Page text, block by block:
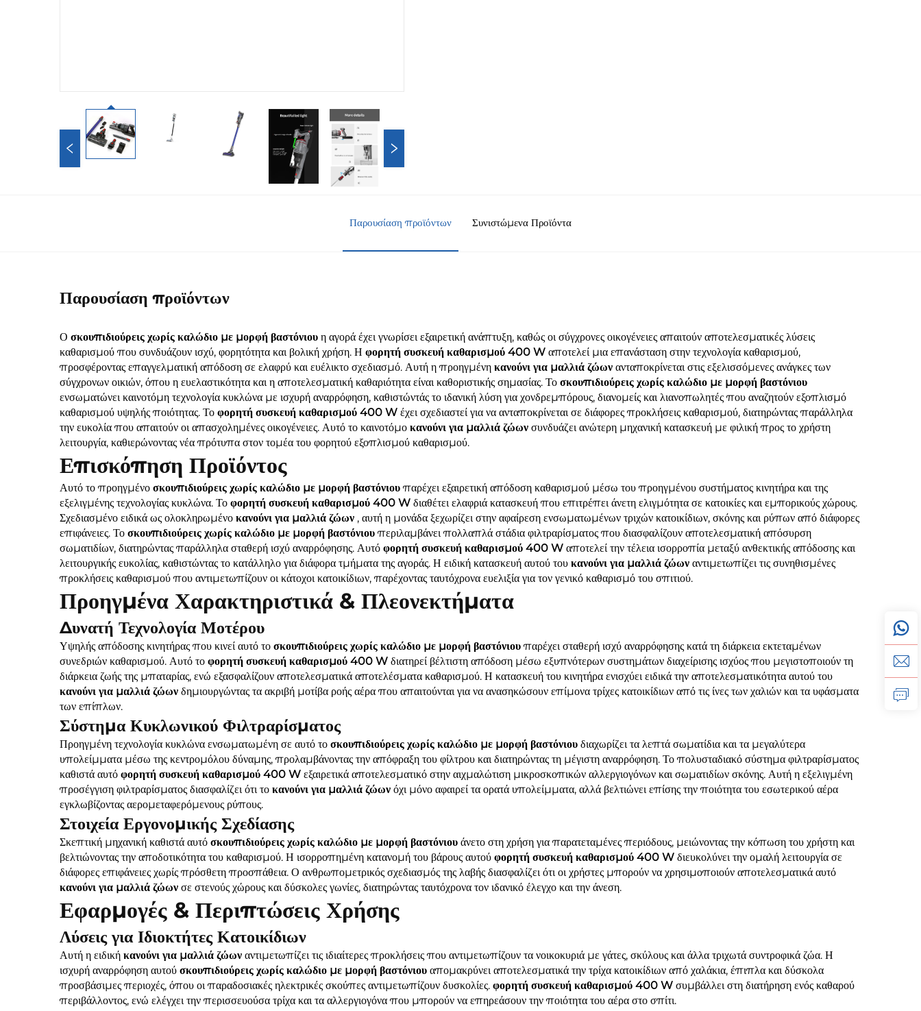
Παρουσίαση προϊόντων Συνιστώμενα Προϊόντα
Παρουσίαση προϊόντων
Ο σκουπιδιούρεις χωρίς καλώδιο με μορφή βαστόνιου η αγορά έχει γνωρίσει εξαιρετική ανάπτυξη, καθώς οι σύγχρονες οικογένειες απαιτούν αποτελεσματικές λύσεις
καθαρισμού που συνδυάζουν ισχύ, φορητότητα και βολική χρήση. Η φορητή συσκευή καθαρισμού 400 W αποτελεί μια επανάσταση στην τεχνολογία καθαρισμού,
προσφέροντας επαγγελματική απόδοση σε ελαφρύ και ευέλικτο σχεδιασμό. Αυτή η προηγμένη κανούνι για μαλλιά ζώων ανταποκρίνεται στις εξελισσόμενες ανάγκες των
σύγχρονων οικιών, όπου η ευελαστικότητα και η αποτελεσματική καθαριότητα είναι καθοριστικής σημασίας. Το σκουπιδιούρεις χωρίς καλώδιο με μορφή βαστόνιου
ενσωματώνει καινοτόμη τεχνολογία κυκλώνα με ισχυρή αναρρόφηση, καθιστώντάς το ιδανική λύση για χονδρεμπόρους, διανομείς και λιανοπωλητές που αναζητούν εξοπλισμό
καθαρισμού υψηλής ποιότητας. Το φορητή συσκευή καθαρισμού 400 W έχει σχεδιαστεί για να ανταποκρίνεται σε διάφορες προκλήσεις καθαρισμού, διατηρώντας παράλληλα
την ευκολία που απαιτούν οι απασχολημένες οικογένειες. Αυτό το καινοτόμο κανούνι για μαλλιά ζώων συνδυάζει ανώτερη μηχανική κατασκευή με φιλική προς το χρήστη
λειτουργία, καθιερώνοντας νέα πρότυπα στον τομέα του φορητού εξοπλισμού καθαρισμού.
Επισκόπηση Προϊόντος
Αυτό το προηγμένο σκουπιδιούρεις χωρίς καλώδιο με μορφή βαστόνιου παρέχει εξαιρετική απόδοση καθαρισμού μέσω του προηγμένου συστήματος κινητήρα και της
εξελιγμένης τεχνολογίας κυκλώνα. Το φορητή συσκευή καθαρισμού 400 W διαθέτει ελαφριά κατασκευή που επιτρέπει άνετη ελιγμότητα σε κατοικίες και εμπορικούς χώρους.
Σχεδιασμένο ειδικά ως ολοκληρωμένο κανούνι για μαλλιά ζώων , αυτή η μονάδα ξεχωρίζει στην αφαίρεση ενσωματωμένων τριχών κατοικίδιων, σκόνης και ρύπων από διάφορες
επιφάνειες. Το σκουπιδιούρεις χωρίς καλώδιο με μορφή βαστόνιου περιλαμβάνει πολλαπλά στάδια φιλτραρίσματος που διασφαλίζουν αποτελεσματική απόσυρση
σωματιδίων, διατηρώντας παράλληλα σταθερή ισχύ αναρρόφησης. Αυτό φορητή συσκευή καθαρισμού 400 W αποτελεί την τέλεια ισορροπία μεταξύ ανθεκτικής απόδοσης και
λειτουργικής ευκολίας, καθιστώντας το κατάλληλο για διάφορα τμήματα της αγοράς. Η ειδική κατασκευή αυτού του κανούνι για μαλλιά ζώων αντιμετωπίζει τις συνηθισμένες
προκλήσεις καθαρισμού που αντιμετωπίζουν οι κάτοχοι κατοικίδιων, παρέχοντας ταυτόχρονα ευελιξία για τον γενικό καθαρισμό του σπιτιού.
Προηγμένα Χαρακτηριστικά & Πλεονεκτήματα
Δυνατή Τεχνολογία Μοτέρου
Υψηλής απόδοσης κινητήρας που κινεί αυτό το σκουπιδιούρεις χωρίς καλώδιο με μορφή βαστόνιου παρέχει σταθερή ισχύ αναρρόφησης κατά τη διάρκεια εκτεταμένων
συνεδριών καθαρισμού. Αυτό το φορητή συσκευή καθαρισμού 400 W διατηρεί βέλτιστη απόδοση μέσω εξυπνότερων συστημάτων διαχείρισης ισχύος που μεγιστοποιούν τη
διάρκεια ζωής της μπαταρίας, ενώ εξασφαλίζουν αποτελεσματικά αποτελέσματα καθαρισμού. Η κατασκευή του κινητήρα ενισχύει ειδικά την αποτελεσματικότητα αυτού του
κανούνι για μαλλιά ζώων δημιουργώντας τα ακριβή μοτίβα ροής αέρα που απαιτούνται για να ανασηκώσουν επίμονα τρίχες κατοικίδιων από τις ίνες των χαλιών και τα υφάσματα
των επίπλων.
Σύστημα Κυκλωνικού Φιλτραρίσματος
Προηγμένη τεχνολογία κυκλώνα ενσωματωμένη σε αυτό το σκουπιδιούρεις χωρίς καλώδιο με μορφή βαστόνιου διαχωρίζει τα λεπτά σωματίδια και τα μεγαλύτερα
υπολείμματα μέσω της κεντρομόλου δύναμης, προλαμβάνοντας την απόφραξη του φίλτρου και διατηρώντας τη μέγιστη αναρρόφηση. Το πολυσταδιακό σύστημα φιλτραρίσματος
καθιστά αυτό φορητή συσκευή καθαρισμού 400 W εξαιρετικά αποτελεσματικό στην αιχμαλώτιση μικροσκοπικών αλλεργιογόνων και σωματιδίων σκόνης. Αυτή η εξελιγμένη
προσέγγιση φιλτραρίσματος διασφαλίζει ότι το κανούνι για μαλλιά ζώων όχι μόνο αφαιρεί τα ορατά υπολείμματα, αλλά βελτιώνει επίσης την ποιότητα του εσωτερικού αέρα
εγκλωβίζοντας αερομεταφερόμενους ρύπους.
Στοιχεία Εργονομικής Σχεδίασης
Σκεπτική μηχανική καθιστά αυτό σκουπιδιούρεις χωρίς καλώδιο με μορφή βαστόνιου άνετο στη χρήση για παρατεταμένες περιόδους, μειώνοντας την κόπωση του χρήστη και
βελτιώνοντας την αποδοτικότητα του καθαρισμού. Η ισορροπημένη κατανομή του βάρους αυτού φορητή συσκευή καθαρισμού 400 W διευκολύνει την ομαλή λειτουργία σε
διάφορες επιφάνειες χωρίς πρόσθετη προσπάθεια. Ο ανθρωπομετρικός σχεδιασμός της λαβής διασφαλίζει ότι οι χρήστες μπορούν να χρησιμοποιούν αποτελεσματικά αυτό
κανούνι για μαλλιά ζώων σε στενούς χώρους και δύσκολες γωνίες, διατηρώντας ταυτόχρονα τον ιδανικό έλεγχο και την άνεση.
Εφαρμογές & Περιπτώσεις Χρήσης
Λύσεις για Ιδιοκτήτες Κατοικίδιων
Αυτή η ειδική κανούνι για μαλλιά ζώων αντιμετωπίζει τις ιδιαίτερες προκλήσεις που αντιμετωπίζουν τα νοικοκυριά με γάτες, σκύλους και άλλα τριχωτά συντροφικά ζώα. Η
ισχυρή αναρρόφηση αυτού σκουπιδιούρεις χωρίς καλώδιο με μορφή βαστόνιου απομακρύνει αποτελεσματικά την τρίχα κατοικίδιων από χαλάκια, έπιπλα και δύσκολα
προσβάσιμες περιοχές, όπου οι παραδοσιακές ηλεκτρικές σκούπες αντιμετωπίζουν δυσκολίες. φορητή συσκευή καθαρισμού 400 W συμβάλλει στη διατήρηση ενός καθαρού
περιβάλλοντος, ενώ ελέγχει την περισσευούσα τρίχα και τα αλλεργιογόνα που μπορούν να επηρεάσουν την ποιότητα του αέρα στο σπίτι.